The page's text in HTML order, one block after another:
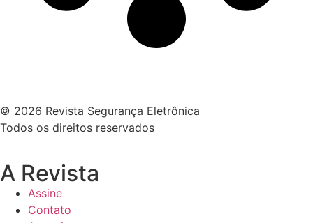
© 2026 Revista Segurança Eletrônica
Todos os direitos reservados
A Revista
Assine
Contato